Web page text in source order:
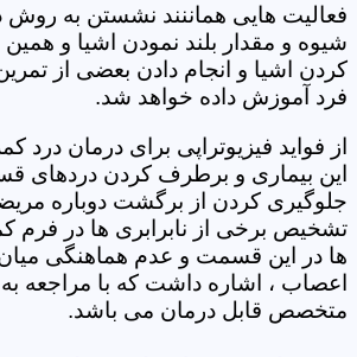
فعالیت هایی هماننند نشستن به
شیوه و مقدار بلند نمودن اشیا و
کردن اشیا و انجام دادن بعضی از
فرد آموزش داده خواهد شد.
از فواید فیزیوتراپی برای درمان درد
این بیماری و برطرف کردن دردهای
جلوگیری کردن از برگشت دوباره
تشخیص برخی از نابرابری ها در
ها در این قسمت و عدم هماهنگی
اعصاب ، اشاره داشت که با مراجعه
متخصص قابل درمان می باشد.